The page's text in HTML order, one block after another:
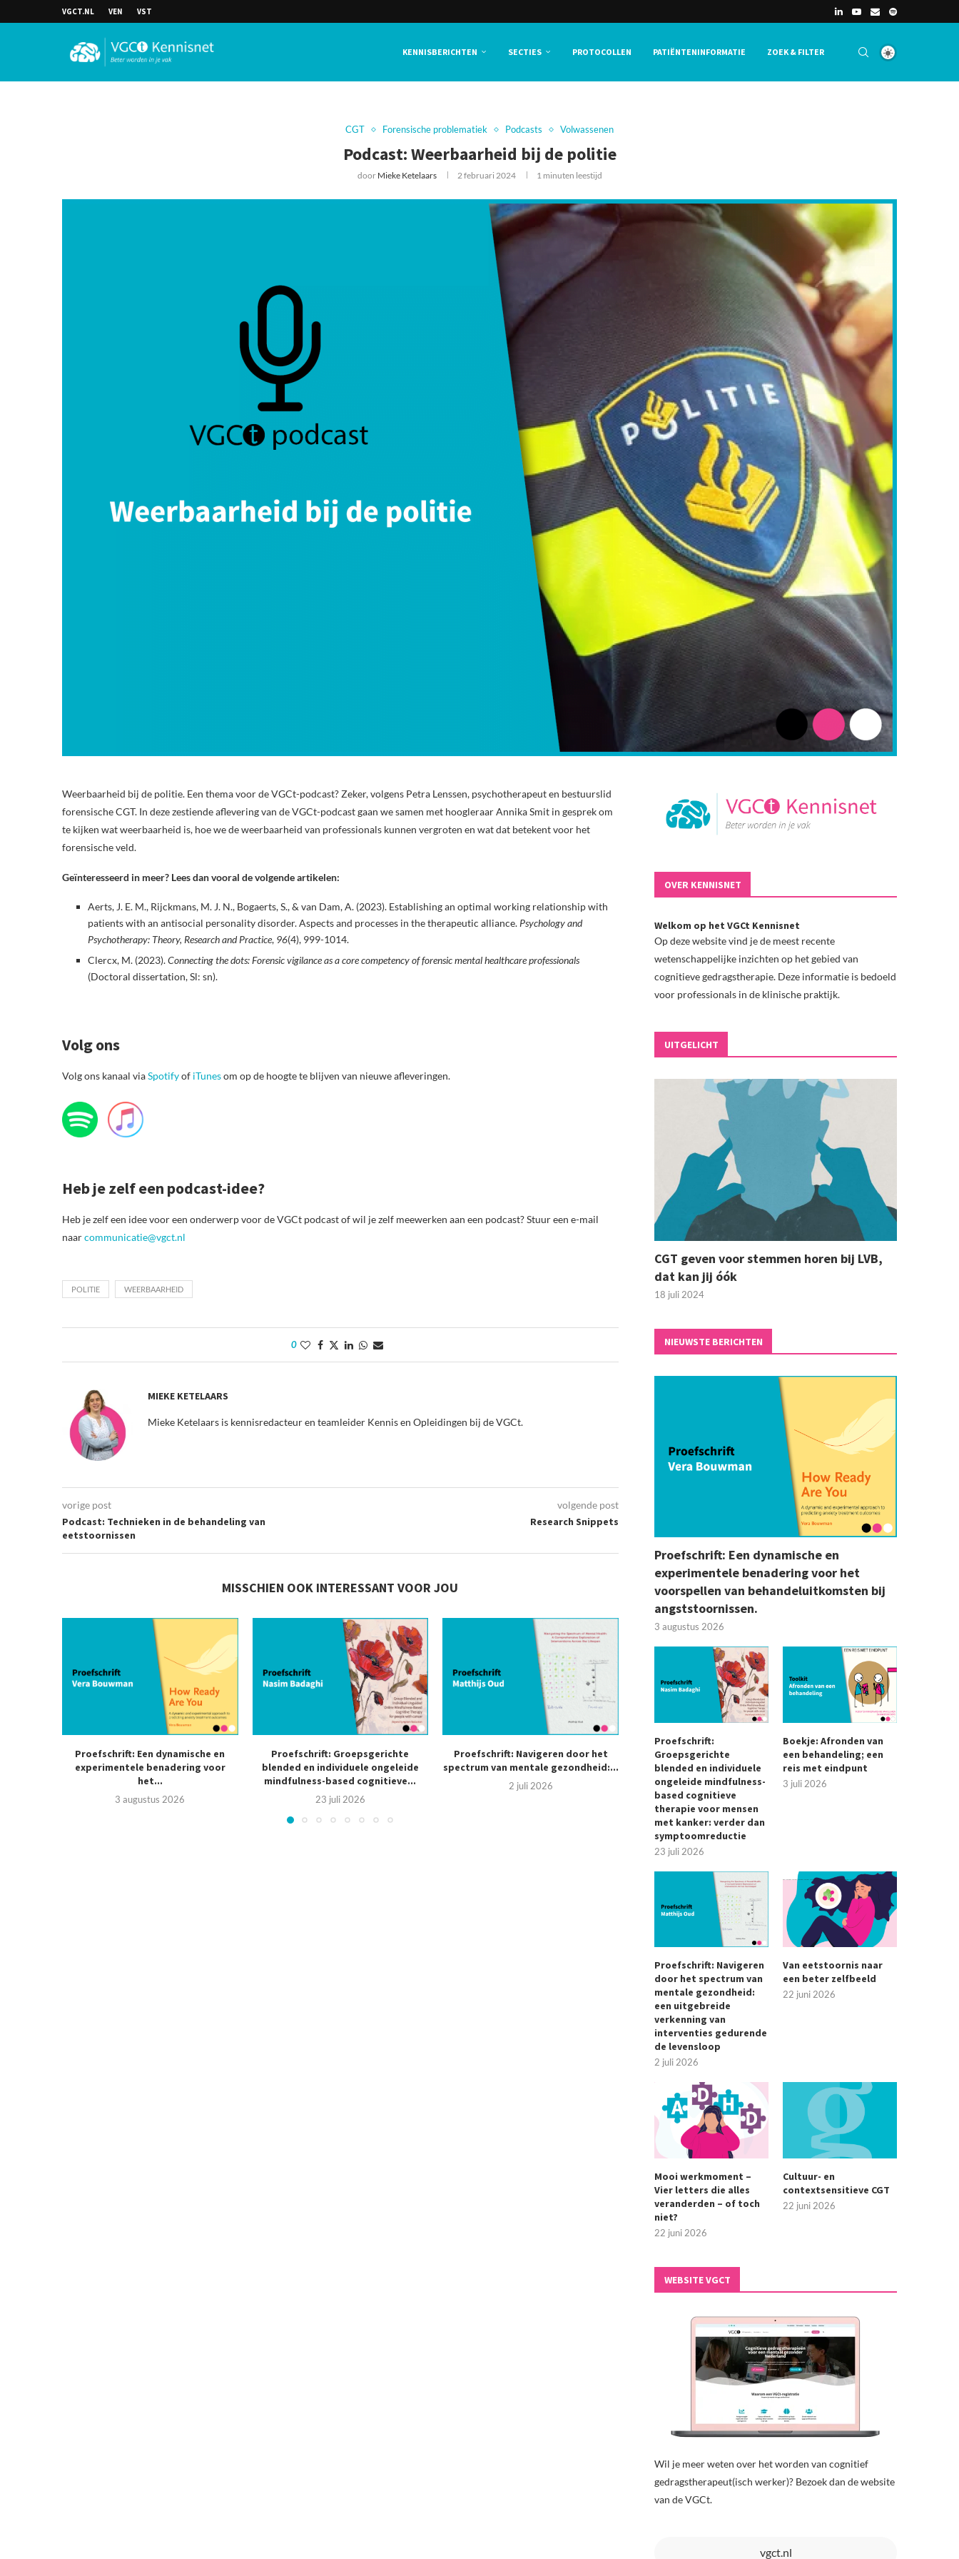
VGCT.NL VEN VST
KENNISBERICHTEN SECTIES PROTOCOLLEN PATIËNTENINFORMATIE ZOEK & FILTER
CGT Forensische problematiek Podcasts Volwassenen
Podcast: Weerbaarheid bij de politie
door Mieke Ketelaars 2 februari 2024 1 minuten leestijd
Weerbaarheid bij de politie. Een thema voor de VGCt-podcast? Zeker, volgens Petra Lenssen, psychotherapeut en bestuurslid
forensische CGT. In deze zestiende aflevering van de VGCt-podcast gaan we samen met hoogleraar Annika Smit in gesprek om
te kijken wat weerbaarheid is, hoe we de weerbaarheid van professionals kunnen vergroten en wat dat betekent voor het
forensische veld.
Geïnteresseerd in meer? Lees dan vooral de volgende artikelen:
Aerts, J. E. M., Rijckmans, M. J. N., Bogaerts, S., & van Dam, A. (2023). Establishing an optimal working relationship with
patients with an antisocial personality disorder. Aspects and processes in the therapeutic alliance. Psychology and
Psychotherapy: Theory, Research and Practice, 96(4), 999-1014.
Clercx, M. (2023).Connecting the dots: Forensic vigilance as a core competency of forensic mental healthcare professionals
(Doctoral dissertation, Sl: sn).
Volg ons
Volg ons kanaal viaSpotifyof iTunesom op de hoogte te blijven van nieuwe afleveringen.
Heb je zelf een podcast-idee?
Heb je zelf een idee voor een onderwerp voor de VGCt podcast of wil je zelf meewerken aan een podcast? Stuur een e-mail
naarcommunicatie@vgct.nl
POLITIE WEERBAARHEID
0
MIEKE KETELAARS
Mieke Ketelaars is kennisredacteur en teamleider Kennis en Opleidingen bij de VGCt.
vorige post
Podcast: Technieken in de behandeling van
eetstoornissen
volgende post
Research Snippets
MISSCHIEN OOK INTERESSANT VOOR JOU
Proefschrift: Een dynamische en
experimentele benadering voor
het...
3 augustus 2026
Proefschrift: Groepsgerichte
blended en individuele ongeleide
mindfulness-based cognitieve...
23 juli 2026
Proefschrift: Navigeren door het
spectrum van mentale gezondheid:...
2 juli 2026
Vraag en antwoord over… seksueel
misbruik
22 juni 2026
Bruggenbouwers: “Hoe
niemand weet alles
OVER KENNISNET
Welkom op het VGCt Kennisnet
Op deze website vind je de meest recente
wetenschappelijke inzichten op het gebied van
cognitieve gedragstherapie. Deze informatie is bedoeld
voor professionals in de klinische praktijk.
UITGELICHT
CGT geven voor stemmen horen bij LVB,
dat kan jij óók
18 juli 2024
NIEUWSTE BERICHTEN
Proefschrift: Een dynamische en
experimentele benadering voor het
voorspellen van behandeluitkomsten bij
angststoornissen.
3 augustus 2026
Proefschrift:
Groepsgerichte
blended en individuele
ongeleide mindfulness-
based cognitieve
therapie voor mensen
met kanker: verder dan
symptoomreductie
23 juli 2026
Boekje: Afronden van
een behandeling; een
reis met eindpunt
3 juli 2026
Proefschrift: Navigeren
door het spectrum van
mentale gezondheid:
een uitgebreide
verkenning van
interventies gedurende
de levensloop
2 juli 2026
Van eetstoornis naar
een beter zelfbeeld
22 juni 2026
Mooi werkmoment –
Vier letters die alles
veranderden – of toch
niet?
22 juni 2026
Cultuur- en
contextsensitieve CGT
22 juni 2026
WEBSITE VGCT
Wil je meer weten over het worden van cognitief
gedragstherapeut(isch werker)? Bezoek dan de website
van de VGCt.
vgct.nl